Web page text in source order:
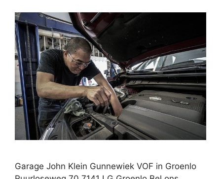
Garage John Klein Gunnewiek VOF in Groenlo